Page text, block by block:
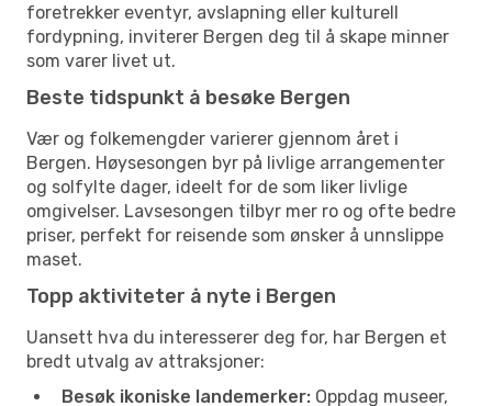
foretrekker eventyr, avslapning eller kulturell
fordypning, inviterer Bergen deg til å skape minner
som varer livet ut.
Beste tidspunkt å besøke Bergen
Vær og folkemengder varierer gjennom året i
Bergen. Høysesongen byr på livlige arrangementer
og solfylte dager, ideelt for de som liker livlige
omgivelser. Lavsesongen tilbyr mer ro og ofte bedre
priser, perfekt for reisende som ønsker å unnslippe
maset.
Topp aktiviteter å nyte i Bergen
Uansett hva du interesserer deg for, har Bergen et
bredt utvalg av attraksjoner:
Besøk ikoniske landemerker: Oppdag museer,